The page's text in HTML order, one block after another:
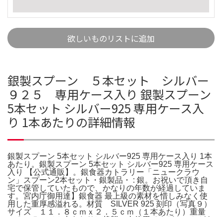
欲しいものリストに追加
銀製スプーン ５本セット シルバー
９２５ 専用ケース入り 銀製スプーン
5本セット シルバー925 専用ケース入
り 1本あたりの詳細情報
銀製スプーン 5本セット シルバー925 専用ケース入り 1本
あたり。銀製スプーン 5本セット シルバー925 専用ケース
入り 【公式通販】。銀食器カトラリー「ニュークラウ
ン」スプーン2本セット・銀製品・ : 銀。お祝いで頂き自
宅で保管していたもので、かなりの年数が経過していま
す。宮内庁御用達】銀食器 最上級の素材を惜しみなく使
用した重厚感溢れる。材質 SILVER 925 刻印（写真９）
サイズ １１．８ｃｍｘ２．５ｃｍ（１本あたり）重量